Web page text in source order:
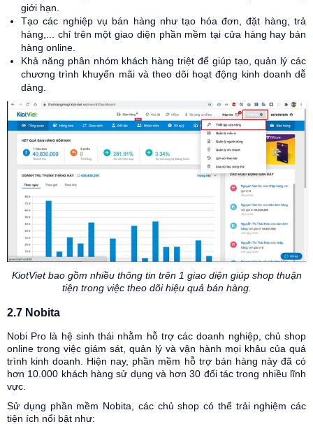
giới hạn.
Tạo các nghiệp vụ bán hàng như tạo hóa đơn, đặt hàng, trả
hàng,... chỉ trên một giao diện phần mềm tại cửa hàng hay bán
hàng online.
Khả năng phân nhóm khách hàng triệt để giúp tạo, quản lý các
chương trình khuyến mãi và theo dõi hoạt động kinh doanh dễ
dàng.
KiotViet bao gồm nhiều thông tin trên 1 giao diện giúp shop thuận
tiện trong việc theo dõi hiệu quả bán hàng.
2.7 Nobita
Nobi Pro là hệ sinh thái nhằm hỗ trợ các doanh nghiệp, chủ shop
online trong việc giám sát, quản lý và vận hành mọi khâu của quá
trình kinh doanh. Hiện nay, phần mềm hỗ trợ bán hàng này đã có
hơn 10.000 khách hàng sử dụng và hơn 30 đối tác trong nhiều lĩnh
vực.
Sử dụng phần mềm Nobita, các chủ shop có thể trải nghiệm các
tiện ích nổi bật như: